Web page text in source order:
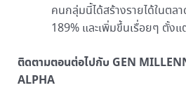
คนกลุ่มนี้ได้สร้างรายได้ในต
189% และเพิ่มขึ้นเรื่อยๆ ตั้ง
ติดตามตอนต่อไปกับ GEN
ALPHA